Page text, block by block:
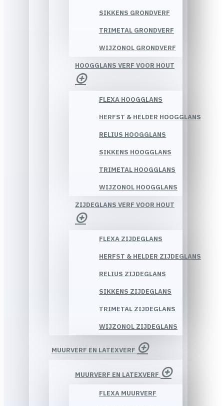
SIKKENS GRONDVERF
TRIMETAL GRONDVERF
WIJZONOL GRONDVERF
HOOGGLANS VERF VOOR HOUT
FLEXA HOOGGLANS
HERFST & HELDER HOOGGLANS
RELIUS HOOGGLANS
SIKKENS HOOGGLANS
TRIMETAL HOOGGLANS
WIJZONOL HOOGGLANS
ZIJDEGLANS VERF VOOR HOUT
FLEXA ZIJDEGLANS
HERFST & HELDER ZIJDEGLANS
RELIUS ZIJDEGLANS
SIKKENS ZIJDEGLANS
TRIMETAL ZIJDEGLANS
WIJZONOL ZIJDEGLANS
MUURVERF EN LATEXVERF
MUURVERF EN LATEXVERF
FLEXA MUURVERF